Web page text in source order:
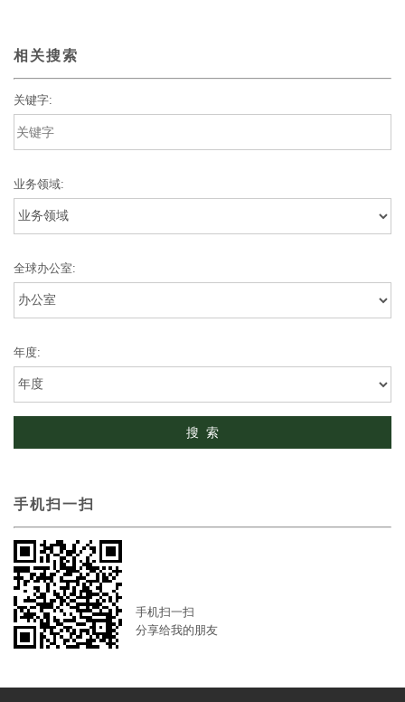
相关搜索
关键字:
业务领域:
全球办公室:
年度:
手机扫一扫
手机扫一扫
分享给我的朋友